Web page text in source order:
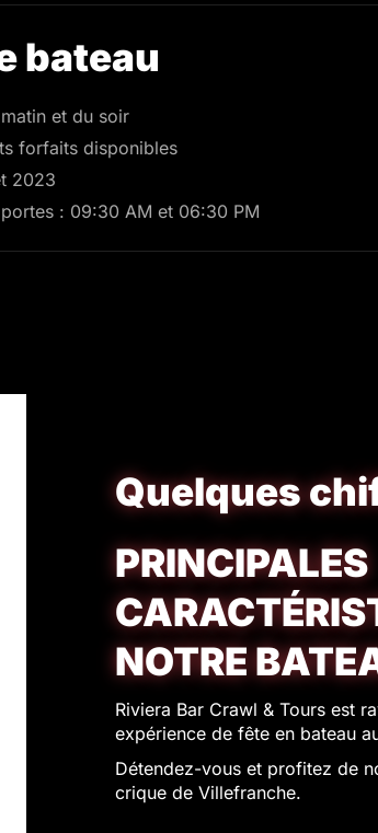
bateau
et du soir
forfaits disponibles
2023
: 09:30 AM et 06:30 PM
Quelques
PRINCIPALES
NOTRE
Riviera Bar Crawl & Tours est
expérience de fête en bateau
Détendez-vous et profitez de
crique de Villefranche.